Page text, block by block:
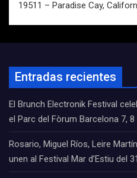
19511 – Paradise Cay,
Entradas recientes
El Brunch Electronik Festival
el Parc del Fòrum Barcelona 7,
Rosario, Miguel Ríos, Leire
unen al Festival Mar d’Estiu del